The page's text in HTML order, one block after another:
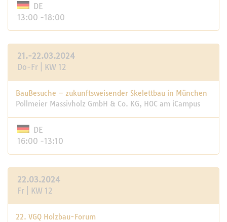
DE
13:00 -18:00
21.-22.03.2024
Do-Fr | KW 12
BauBesuche – zukunftsweisender Skelettbau in München
Pollmeier Massivholz GmbH & Co. KG, HOC am iCampus
DE
16:00 -13:10
22.03.2024
Fr | KW 12
22. VGQ Holzbau-Forum